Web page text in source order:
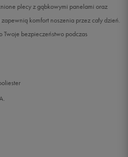
plecy z gąbkowymi panelami oraz
komfort noszenia przez cały dzień.
Twoje bezpieczeństwo podczas